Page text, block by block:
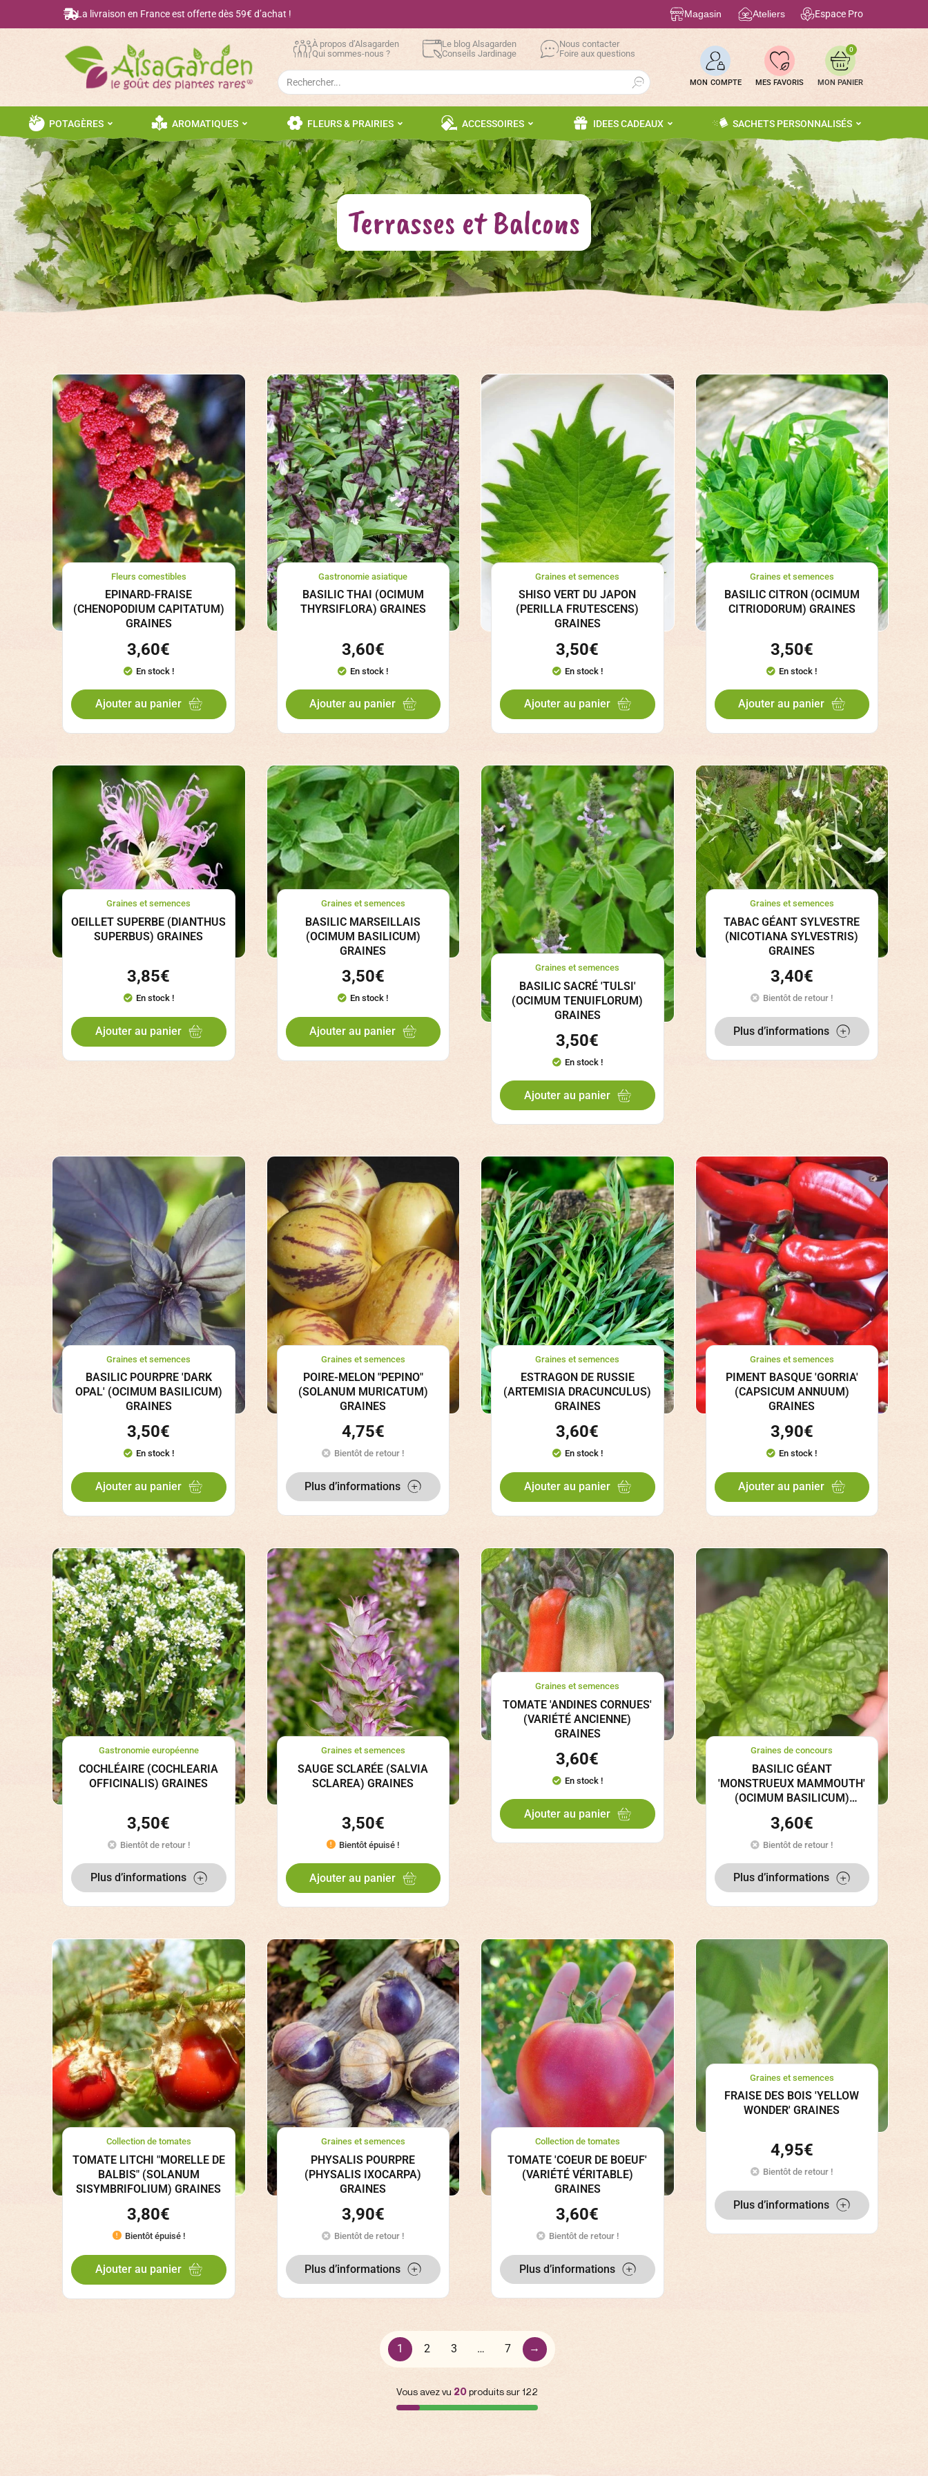
La livraison en France est offerte dès 59€ d’achat ! Magasin Ateliers Espace Pro
À propos d’Alsagarden
Qui sommes-nous ?
Le blog Alsagarden
Conseils Jardinage
Nous contacter
Foire aux questions
Search
for:
Search Button
MON COMPTE MES FAVORIS
0
POTAGÈRES AROMATIQUES FLEURS & PRAIRIES ACCESSOIRES IDEES CADEAUX SACHETS PERSONNALISÉS
Terrasses et Balcons
Fleurs comestibles
EPINARD-FRAISE
(CHENOPODIUM CAPITATUM)
GRAINES
3,60€
En stock !
Ajouter au panier
Gastronomie asiatique
BASILIC THAI (OCIMUM
THYRSIFLORA) GRAINES
3,60€
En stock !
Ajouter au panier
Graines et semences
SHISO VERT DU JAPON
(PERILLA FRUTESCENS)
GRAINES
3,50€
En stock !
Ajouter au panier
Graines et semences
BASILIC CITRON (OCIMUM
CITRIODORUM) GRAINES
3,50€
En stock !
Ajouter au panier
Graines et semences
OEILLET SUPERBE (DIANTHUS
SUPERBUS) GRAINES
3,85€
En stock !
Ajouter au panier
Graines et semences
BASILIC MARSEILLAIS
(OCIMUM BASILICUM)
GRAINES
3,50€
En stock !
Ajouter au panier
Graines et semences
BASILIC SACRÉ 'TULSI'
(OCIMUM TENUIFLORUM)
GRAINES
3,50€
En stock !
Ajouter au panier
Graines et semences
TABAC GÉANT SYLVESTRE
(NICOTIANA SYLVESTRIS)
GRAINES
3,40€
Bientôt de retour !
Plus d’informations
Graines et semences
BASILIC POURPRE 'DARK
OPAL' (OCIMUM BASILICUM)
GRAINES
3,50€
En stock !
Ajouter au panier
Graines et semences
POIRE-MELON "PEPINO"
(SOLANUM MURICATUM)
GRAINES
4,75€
Bientôt de retour !
Plus d’informations
Graines et semences
ESTRAGON DE RUSSIE
(ARTEMISIA DRACUNCULUS)
GRAINES
3,60€
En stock !
Ajouter au panier
Graines et semences
PIMENT BASQUE 'GORRIA'
(CAPSICUM ANNUUM)
GRAINES
3,90€
En stock !
Ajouter au panier
Gastronomie européenne
COCHLÉAIRE (COCHLEARIA
OFFICINALIS) GRAINES
3,50€
Bientôt de retour !
Plus d’informations
Graines et semences
SAUGE SCLARÉE (SALVIA
SCLAREA) GRAINES
3,50€
Bientôt épuisé !
Ajouter au panier
Graines et semences
TOMATE 'ANDINES CORNUES'
(VARIÉTÉ ANCIENNE)
GRAINES
3,60€
En stock !
Ajouter au panier
Graines de concours
BASILIC GÉANT
'MONSTRUEUX MAMMOUTH'
(OCIMUM BASILICUM)
3,60€
Bientôt de retour !
Plus d’informations
Collection de tomates
TOMATE LITCHI "MORELLE DE
BALBIS" (SOLANUM
SISYMBRIFOLIUM) GRAINES
3,80€
Bientôt épuisé !
Ajouter au panier
Graines et semences
PHYSALIS POURPRE
(PHYSALIS IXOCARPA)
GRAINES
3,90€
Bientôt de retour !
Plus d’informations
Collection de tomates
TOMATE 'COEUR DE BOEUF'
(VARIÉTÉ VÉRITABLE)
GRAINES
3,60€
Bientôt de retour !
Plus d’informations
Graines et semences
FRAISE DES BOIS 'YELLOW
WONDER' GRAINES
4,95€
Bientôt de retour !
Plus d’informations
1 2 3 … 7 →
Vous avez vu 20produits sur 122